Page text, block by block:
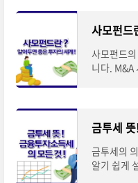
사모펀드
사모펀드
니다. M&A
금투세의
알기 쉽게